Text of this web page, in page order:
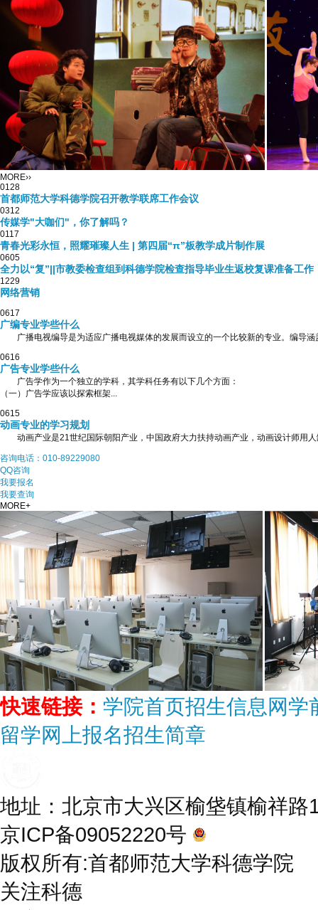
MORE››
0128
首都师范大学科德学院召开教学联席工作会议
0312
传媒学"大咖们"，你了解吗？
0117
青春光彩永恒，照耀璀璨人生 | 第四届“π”板教学成片制作展
0605
全力以“复”||市教委检查组到科德学院检查指导毕业生返校复课准备工作
1229
网络营销
0617
广编专业学些什么
广播电视编导是为适应广播电视媒体的发展而设立的一个比较新的专业。编导涵
0616
广告专业学些什么
广告学作为一个独立的学科，其学科任务有以下几个方面：
（一）广告学应该以探索框架...
0615
动画专业的学习规划
动画产业是21世纪国际朝阳产业，中国政府大力扶持动画产业，动画设计师用
咨询电话：010-89229080
QQ咨询
我要报名
我要查询
MORE+
快速链接： 学院首页招生信息网学
留学网上报名招生简章
地址：北京市大兴区榆垡镇榆祥路
京ICP备09052220号
版权所有:首都师范大学科德学院
关注科德